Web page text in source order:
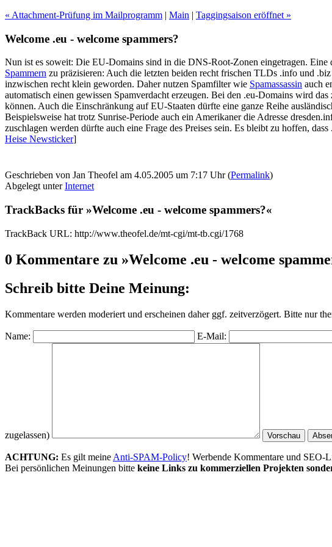
« Attachment-Prüfung im Mailprogramm | Main | Taggingsaison eröffnet »
Welcome .eu - welcome spammers?
Nun ist es soweit: Die EU-Domains sind in die DNS-Root-Zonen eingetragen. Eine
Spammern zu präzisieren: Auch die letzten beiden recht frischen TLDs .info und
inzwischen recht klein geworden. Daher nutzen Spamfilter wie Spamassassin auch
automatisch einen gewissen Spamverdacht erzeugen. Bei den .eu-Domains wird
können. Auch die Einschränkung auf EU-Staaten dürfte eine ganze Reihe
Beispielsweise hat trotz Sunrise-Periode auch ein Amerikaner die Adresse
zuschlagen werden dürfte auch eine Frage des Preises sein. Es bleibt zu hoffen,
Heise Newsticker]
Geschrieben von Jan Theofel am 4.05.2005 um 7:17 Uhr (Permalink)
Abgelegt unterInternet
TrackBacks für »Welcome .eu - welcome spammers?«
TrackBack URL: http://www.theofel.de/mt-cgi/mt-tb.cgi/1768
0 Kommentare zu »Welcome .eu - welcome
Schreib bitte Deine Meinung:
Kommentare werden moderiert und erscheinen daher ggf. zeitverzögert. Bitte nur
Name: E-Mail:
zugelassen)
ACHTUNG: Es gilt meine Anti-SPAM-Policy! Werbende Kommentare und SEO-
Bei persönlichen Meinungen bitte keine Links zu kommerziellen Projekten